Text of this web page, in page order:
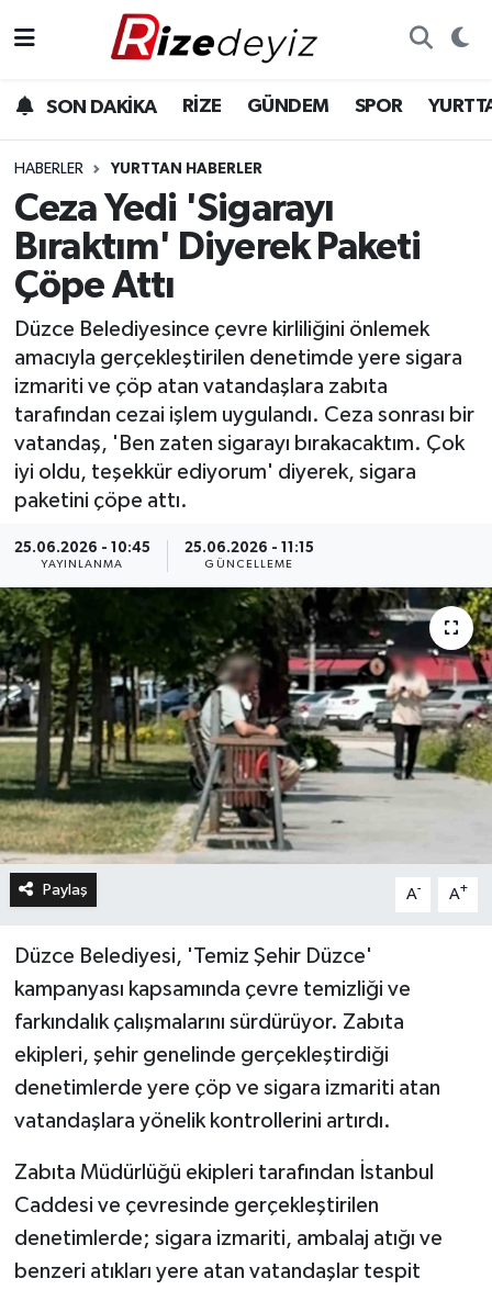
SON DAKİKA RİZE GÜNDEM SPOR
HABERLER YURTTAN HABERLER
Ceza Yedi 'Sigarayı
Bıraktım' Diyerek Paketi
Çöpe Attı
Düzce Belediyesince çevre kirliliğini önlemek
amacıyla gerçekleştirilen denetimde yere sigara
izmariti ve çöp atan vatandaşlara zabıta
tarafından cezai işlem uygulandı. Ceza sonrası bir
vatandaş, 'Ben zaten sigarayı bırakacaktım. Çok
iyi oldu, teşekkür ediyorum' diyerek, sigara
paketini çöpe attı.
25.06.2026 - 10:45
YAYINLANMA
25.06.2026 - 11:15
GÜNCELLEME
Paylaş A- A+
Düzce Belediyesi, 'Temiz Şehir Düzce'
kampanyası kapsamında çevre temizliği ve
farkındalık çalışmalarını sürdürüyor. Zabıta
ekipleri, şehir genelinde gerçekleştirdiği
denetimlerde yere çöp ve sigara izmariti atan
vatandaşlara yönelik kontrollerini artırdı.
Zabıta Müdürlüğü ekipleri tarafından İstanbul
Caddesi ve çevresinde gerçekleştirilen
denetimlerde; sigara izmariti, ambalaj atığı ve
benzeri atıkları yere atan vatandaşlar tespit
Gündem
Yurttan Haberler
Ekonomi
Teknoloji
Sağlık
Rize Hava Durumu
Rize Trafik Yoğunluk Haritası
Süper Lig Puan Durumu ve Fikstür
Tüm Manşetler
Son Dakika Haberleri
Haber Arşivi